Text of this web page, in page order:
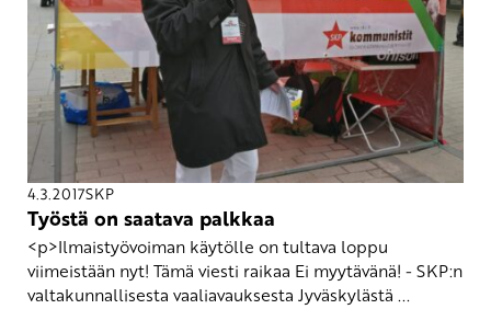
4.3.2017SKP
Työstä on saatava palkkaa
<p>Ilmaistyövoiman käytölle on tultava loppu
viimeistään nyt! Tämä viesti raikaa Ei myytävänä! - SKP:n
valtakunnallisesta vaaliavauksesta Jyväskylästä ...